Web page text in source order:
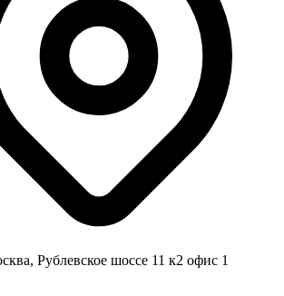
Рублевское шоссе 11 к2 офис 1